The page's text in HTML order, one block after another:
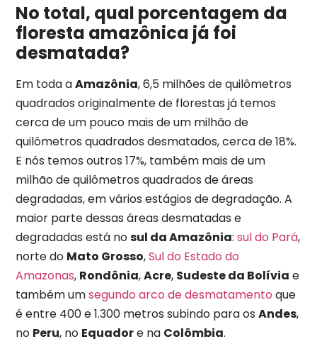
No total, qual porcentagem da
floresta amazônica já foi
desmatada?
Em toda aAmazônia, 6,5 milhões de quilômetros
quadrados originalmente de florestas já temos
cerca de um pouco mais de um milhão de
quilômetros quadrados desmatados, cerca de 18%.
E nós temos outros 17%, também mais de um
milhão de quilômetros quadrados de áreas
degradadas, em vários estágios de degradação. A
maior parte dessas áreas desmatadas e
degradadas está nosul da Amazônia: sul do Pará,
norte do Mato Grosso,Sul do Estado do
Amazonas, Rondônia,Acre, Sudeste da Bolívia e
também umsegundo arco de desmatamento que
é entre 400 e 1.300 metros subindo para os Andes,
no Peru, no Equadore na Colômbia.